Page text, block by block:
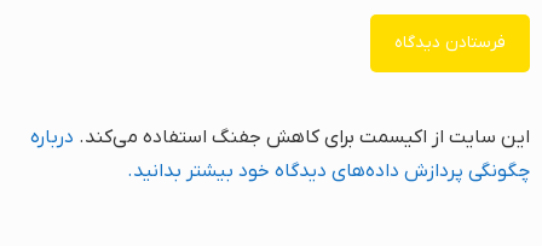
این سایت از اکیسمت برای کاهش جفنگ استفاده می‌کند. درباره
چگونگی پردازش داده‌های دیدگاه خود بیشتر بدانید.